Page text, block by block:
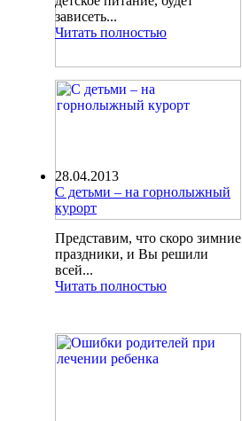
зависеть...
Читать полностью
28.04.2013
С детьми – на горнолыжный
курорт
Представим, что скоро зимние
праздники, и Вы решили
всей...
Читать полностью